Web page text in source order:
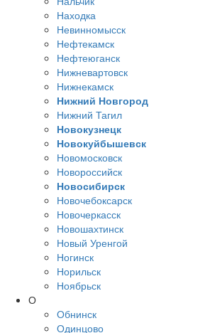
Находка
Невинномысск
Нефтекамск
Нефтеюганск
Нижневартовск
Нижнекамск
Нижний Новгород
Нижний Тагил
Новокузнецк
Новокуйбышевск
Новомосковск
Новороссийск
Новосибирск
Новочебоксарск
Новочеркасск
Новошахтинск
Новый Уренгой
Ногинск
Норильск
Ноябрьск
О
Обнинск
Одинцово